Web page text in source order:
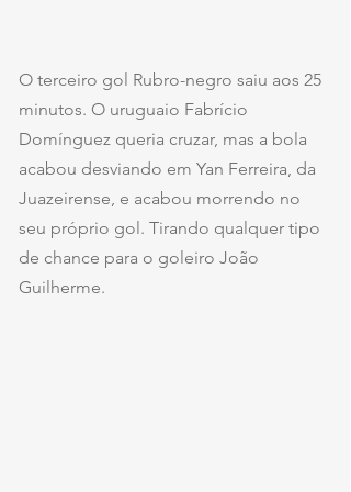
O terceiro gol Rubro-negro saiu aos 25
minutos. O uruguaio Fabrício
Domínguez queria cruzar, mas a bola
acabou desviando em Yan Ferreira, da
Juazeirense, e acabou morrendo no
seu próprio gol. Tirando qualquer tipo
de chance para o goleiro João
Guilherme.